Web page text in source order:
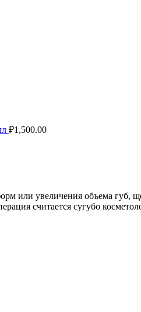
₽1,500.00
или увеличения объема губ,
считается сугубо